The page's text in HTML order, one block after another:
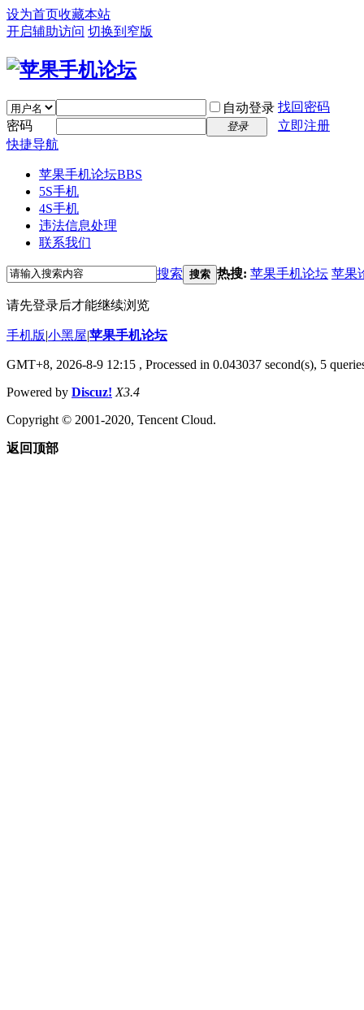
设为首页收藏本站
开启辅助访问 切换到窄版
自动登录 找回密码
密码
登录
立即注册
快捷导航
苹果手机论坛BBS
5S手机
4S手机
违法信息处理
联系我们
搜索 搜索 热搜: 苹果手机论坛 苹果
请先登录后才能继续浏览
手机版|小黑屋|苹果手机论坛
GMT+8, 2026-8-9 12:15 , Processed in 0.043037 second(s), 5
Powered by Discuz! X3.4
Copyright © 2001-2020, Tencent Cloud.
返回顶部